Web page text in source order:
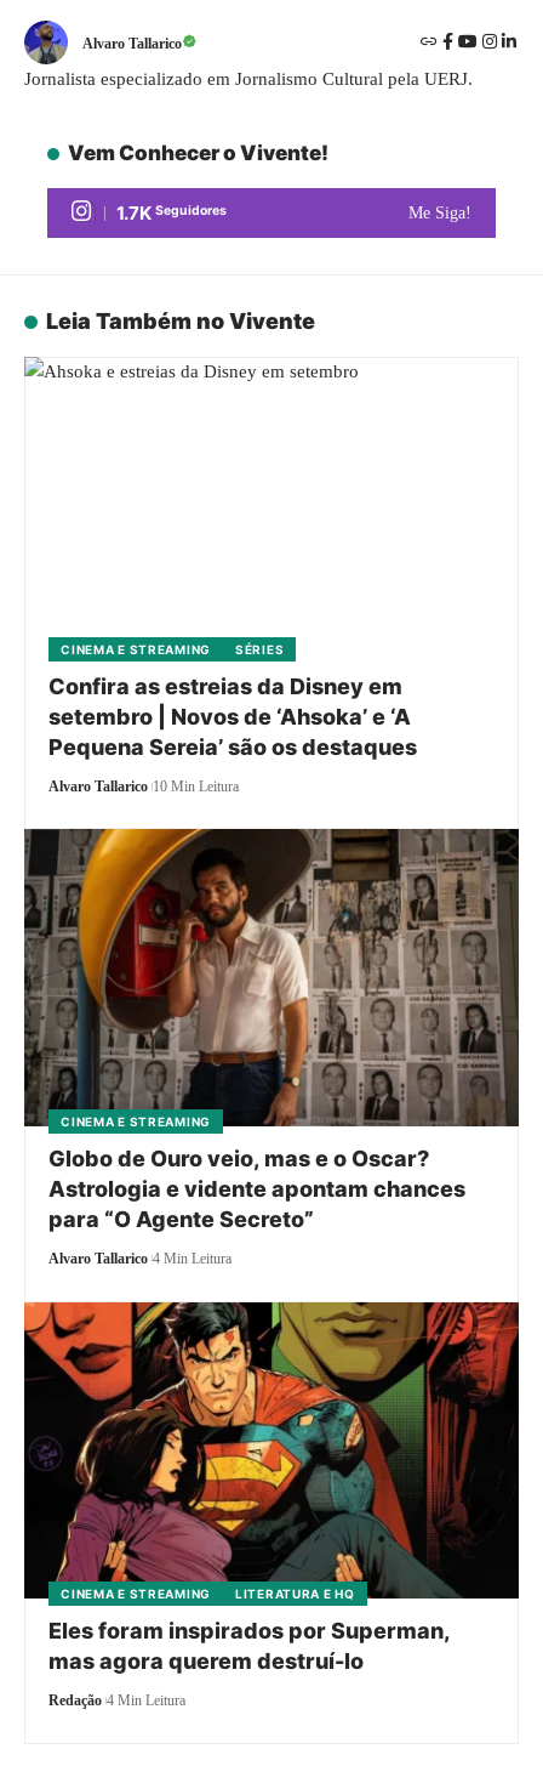
Alvaro Tallarico
Jornalista especializado em Jornalismo Cultural pela UERJ.
Vem Conhecer o Vivente!
1.7K Seguidores Me Siga!
Leia Também no Vivente
CINEMA E STREAMING SÉRIES
Confira as estreias da Disney em
setembro | Novos de ‘Ahsoka’ e ‘A
Pequena Sereia’ são os destaques
Alvaro Tallarico 10 Min Leitura
CINEMA E STREAMING
Globo de Ouro veio, mas e o Oscar?
Astrologia e vidente apontam chances
para “O Agente Secreto”
Alvaro Tallarico 4 Min Leitura
CINEMA E STREAMING LITERATURA E HQ
Eles foram inspirados por Superman,
mas agora querem destruí-lo
Redação 4 Min Leitura